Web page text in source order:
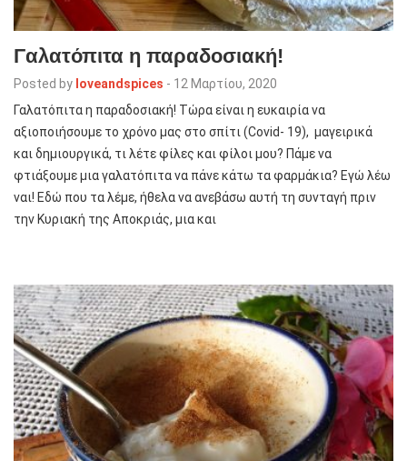
Γαλατόπιτα η παραδοσιακή!
Posted by loveandspices - 12 Μαρτίου, 2020
Γαλατόπιτα η παραδοσιακή! Τώρα είναι η ευκαιρία να
αξιοποιήσουμε το χρόνο μας στο σπίτι (Covid- 19), μαγειρικά
και δημιουργικά, τι λέτε φίλες και φίλοι μου? Πάμε να
φτιάξουμε μια γαλατόπιτα να πάνε κάτω τα φαρμάκια? Εγώ λέω
ναι! Εδώ που τα λέμε, ήθελα να ανεβάσω αυτή τη συνταγή πριν
την Κυριακή της Αποκριάς, μια και